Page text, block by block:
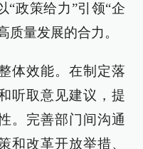
“政策给力”引领“企
质量发展的合力。
体效能。在制定落
听取意见建议，提
。完善部门间沟通
和改革开放举措、